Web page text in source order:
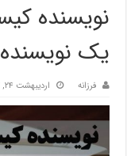
یک نویسنده
فرزانه اردیبهشت ۲۴, ۱۴۰۲